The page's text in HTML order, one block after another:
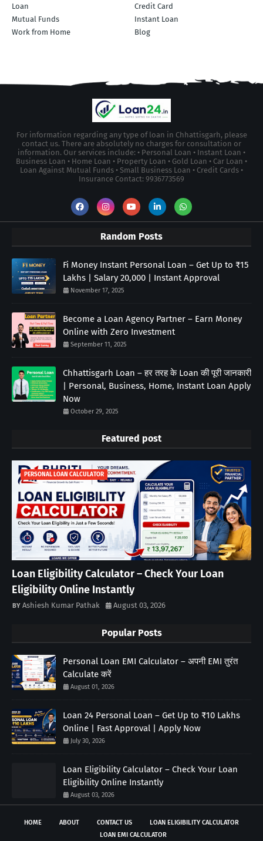
Loan
Credit Card
Mutual Funds
Instant Loan
Work from Home
Blog
For information regarding any type of loan in Chhattisgarh, please
contact us. There are absolutely no charges for consultation or
information. Our services include: • Personal Loan • Instant Loan •
Business Loan • Home Loan • Property Loan • Gold Loan • Car Loan •
Loan Against Mutual Funds • Small Business Loan • Credit Cards •
Insurance Contact: 9936773569
Random Posts
Fi Money Instant Personal Loan – Get Up to ₹15
Lakhs | Salary 20,000 | Instant Approval
November 17, 2025
Become a Loan Agency Partner – Earn Money
Online with Zero Investment
September 11, 2025
Chhattisgarh Loan – हर तरह के Loan की पूरी जानकारी
| Personal, Business, Home, Instant Loan Apply
Now
October 29, 2025
Featured post
PERSONAL LOAN CALCULATOR
Loan Eligibility Calculator – Check Your Loan
Eligibility Online Instantly
Ashiesh Kumar Pathak August 03, 2026
Popular Posts
Personal Loan EMI Calculator – अपनी EMI तुरंत
Calculate करें
August 01, 2026
Loan 24 Personal Loan – Get Up to ₹10 Lakhs
Online | Fast Approval | Apply Now
July 30, 2026
Loan Eligibility Calculator – Check Your Loan
Eligibility Online Instantly
August 03, 2026
HOME ABOUT CONTACT US
LOAN ELIGIBILITY CALCULATOR
LOAN EMI CALCULATOR